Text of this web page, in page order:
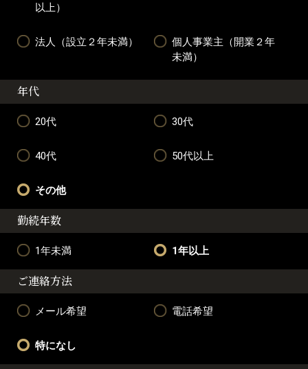
以上）
法人（設立２年未満）
個人事業主（開業２年
未満）
年代
20代 30代
40代 50代以上
その他
勤続年数
1年未満 1年以上
ご連絡方法
メール希望 電話希望
特になし